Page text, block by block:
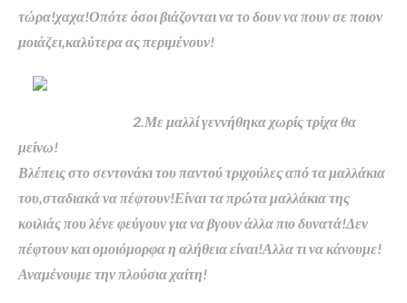
τώρα!χαχα!Οπότε όσοι βιάζονται να το δουν να πουν σε ποιον
μοιάζει,καλύτερα ας περιμένουν!
2.Με μαλλί γεννήθηκα χωρίς τρίχα θα
μείνω!
Βλέπεις στο σεντονάκι του παντού τριχούλες από τα μαλλάκια
του,σταδιακά να πέφτουν!Είναι τα πρώτα μαλλάκια της
κοιλιάς που λένε φεύγουν για να βγουν άλλα πιο δυνατά!Δεν
πέφτουν και ομοιόμορφα η αλήθεια είναι!Αλλα τι να κάνουμε!
Αναμένουμε την πλούσια χαίτη!